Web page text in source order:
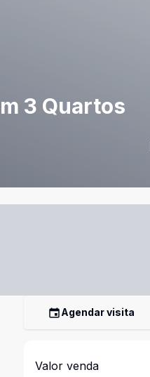
3 Quartos
Agendar visita
Valor venda